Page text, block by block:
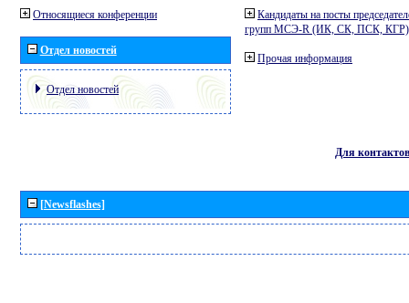
Относящиеся конференции
Отдел новостей
Отдел новостей
Кандидаты на посты
групп МСЭ-R (ИК, СК, ПСК, КГР)
Прочая информация
Для контактов
[Newsflashes]